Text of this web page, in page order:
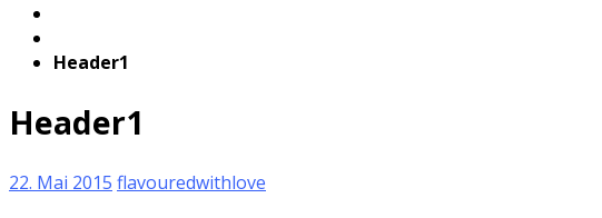
Header1
Header1
22. Mai 2015 flavouredwithlove